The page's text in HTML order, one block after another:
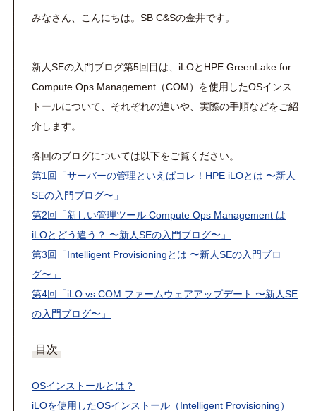
みなさん、こんにちは。 SB C&Sの金井です。
新人SEの入門ブログ第5回目は、iLOとHPE GreenLake for
Compute Ops Management（COM）を使用したOSインス
トールについて、それぞれの違いや、実際の手順などをご紹
介します。
各回のブログについては以下をご覧ください。
第1回「サーバーの管理といえばコレ！HPE iLOとは 〜新人
SEの入門ブログ〜」
第2回「新しい管理ツール Compute Ops Management は
iLOとどう違う？ 〜新人SEの入門ブログ〜」
第3回「Intelligent Provisioningとは 〜新人SEの入門ブロ
グ〜」
第4回「iLO vs COM ファームウェアアップデート 〜新人SE
の入門ブログ〜」
目次
OSインストールとは？
iLOを使用したOSインストール（Intelligent Provisioning）